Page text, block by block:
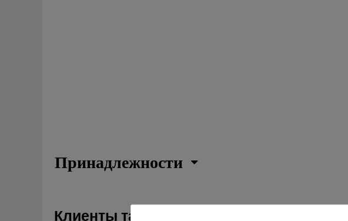
Принадлежности
Клиенты также были заинтересованы в...